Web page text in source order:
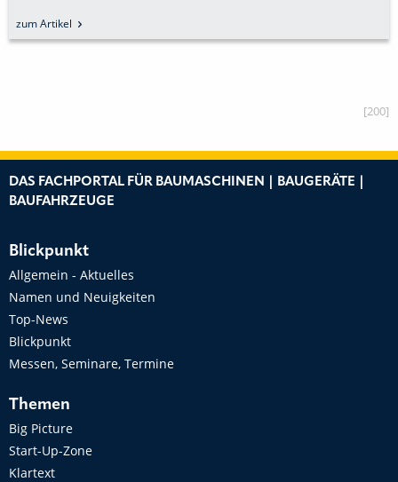
zum Artikel
[200]
DAS FACHPORTAL FÜR BAUMASCHINEN | BAUGERÄTE |
BAUFAHRZEUGE
Blickpunkt
Allgemein - Aktuelles
Namen und Neuigkeiten
Top-News
Blickpunkt
Messen, Seminare, Termine
Themen
Big Picture
Start-Up-Zone
Klartext